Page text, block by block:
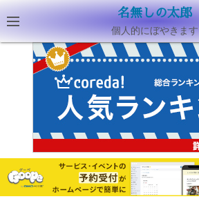
名無しの太郎
個人的にぼやきます